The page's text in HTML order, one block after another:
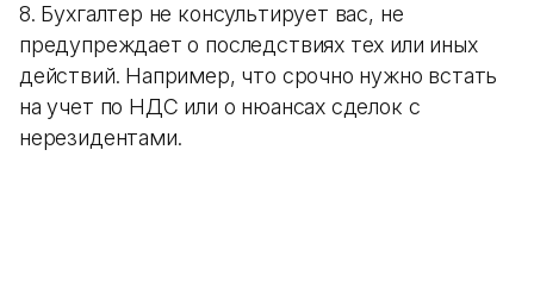
8. Бухгалтер не консультирует вас, не
предупреждает о последствиях тех или иных
действий. Например, что срочно нужно встать
на учет по НДС или о нюансах сделок с
нерезидентами.